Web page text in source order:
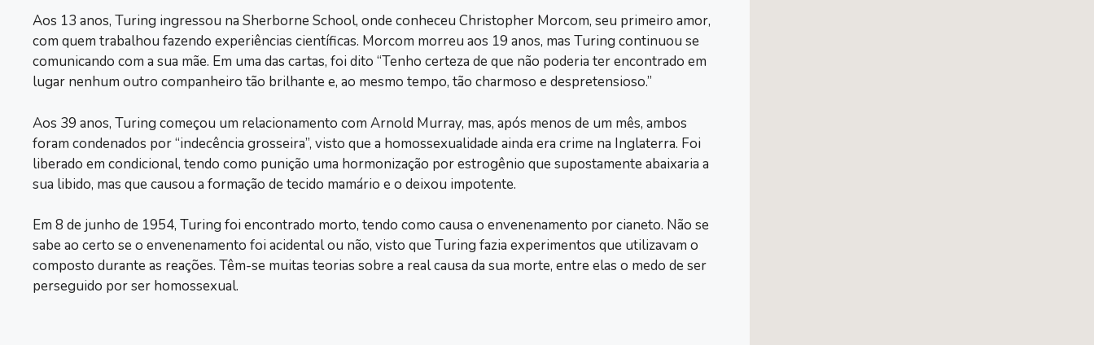
Aos 13 anos, Turing ingressou na Sherborne School, onde conheceu Christopher Morcom, seu primeiro amor,
com quem trabalhou fazendo experiências científicas. Morcom morreu aos 19 anos, mas Turing continuou se
comunicando com a sua mãe. Em uma das cartas, foi dito “Tenho certeza de que não poderia ter encontrado em
lugar nenhum outro companheiro tão brilhante e, ao mesmo tempo, tão charmoso e despretensioso.”
Aos 39 anos, Turing começou um relacionamento com Arnold Murray, mas, após menos de um mês, ambos
foram condenados por “indecência grosseira”, visto que a homossexualidade ainda era crime na Inglaterra. Foi
liberado em condicional, tendo como punição uma hormonização por estrogênio que supostamente abaixaria a
sua libido, mas que causou a formação de tecido mamário e o deixou impotente.
Em 8 de junho de 1954, Turing foi encontrado morto, tendo como causa o envenenamento por cianeto. Não se
sabe ao certo se o envenenamento foi acidental ou não, visto que Turing fazia experimentos que utilizavam o
composto durante as reações. Têm-se muitas teorias sobre a real causa da sua morte, entre elas o medo de ser
perseguido por ser homossexual.